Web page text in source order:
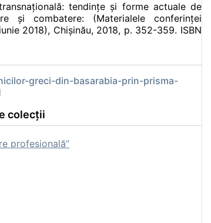
tendinţe şi forme actuale de
şi combatere: (Materialele conferinţei
2018), Chișinău, 2018, p. 352-359. ISBN
greci-din-basarabia-prin-prisma-
colecții
profesională”